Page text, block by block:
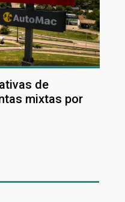
de
mixtas por